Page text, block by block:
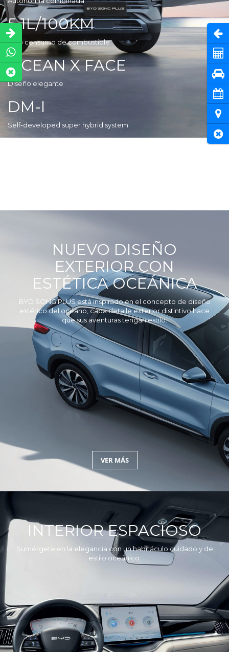
5.1L/100KM
Bajo consumo de combustible
OCEAN X FACE
Diseño elegante
DM-I
Self-developed super hybrid system
NUEVO DISEÑO
EXTERIOR CON
ESTÉTICA OCEÁNICA
BYD SONG PLUS está inspirado en el concepto de diseño
estético del océano, cada detalle exterior distintivo hace
que sus aventuras tengan estilo.
VER MÁS
INTERIOR ESPACIOSO
Sumérgete en la elegancia con un habitáculo cuidado y de
estilo oceánico.